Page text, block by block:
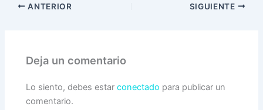
ANTERIOR SIGUIENTE
Deja un comentario
Lo siento, debes estarconectado para publicar un
comentario.